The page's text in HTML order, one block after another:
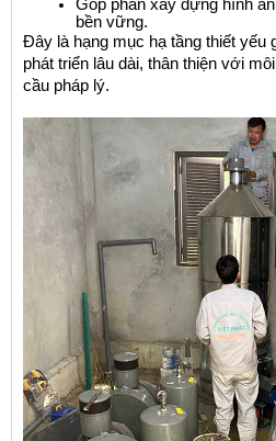
Góp phần xây dựng hình
bền vững.
Đây là hạng mục hạ tầng thiết yếu
phát triển lâu dài, thân thiện với
cầu pháp lý.